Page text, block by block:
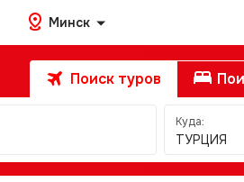
Минск
Поиск туров
Куда:
ТУРЦИЯ